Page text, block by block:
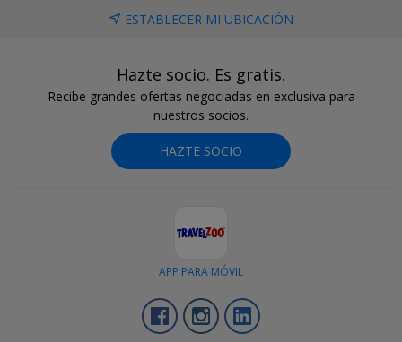
ESTABLECER MI UBICACIÓN
Hazte socio. Es gratis.
Recibe grandes ofertas negociadas en exclusiva para
nuestros socios.
HAZTE SOCIO
APP PARA MÓVIL
FacebookInstagram